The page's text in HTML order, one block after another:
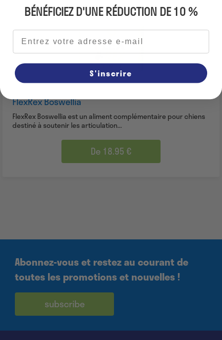
FlexRex Boswellia
FlexRex Boswellia est un aliment complémentaire pour chiens
destiné à soutenir les articulation...
De 18.95 €
Abonnez-vous et restez au courant de
toutes les promotions et nouvelles !
subscribe
BÉNÉFICIEZ D'UNE RÉDUCTION DE 10 %
Adresse e-mail
S'inscrire